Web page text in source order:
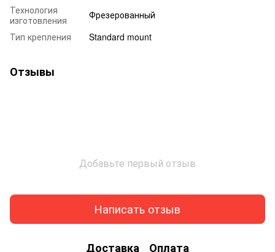
Технология
изготовления
Фрезерованный
Тип крепления
Standard mount
Отзывы
Добавьте первый отзыв
Написать отзыв
Доставка Оплата